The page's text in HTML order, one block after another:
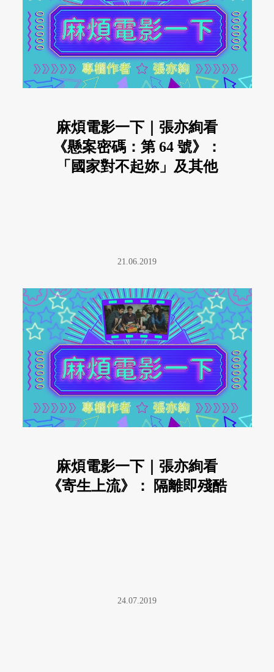
麻煩電影一下｜張亦絢看
《懸案密碼：第 64 號》：
「國家對不起妳」及其他
21.06.2019
麻煩電影一下｜張亦絢看
《寄生上流》： 隔離即殘酷
24.07.2019